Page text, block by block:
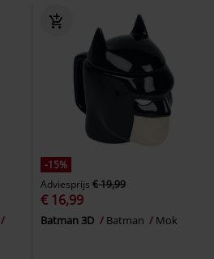
-15%
Adviesprijs € 19,99
€ 16,99
Batman 3D Batman Mok